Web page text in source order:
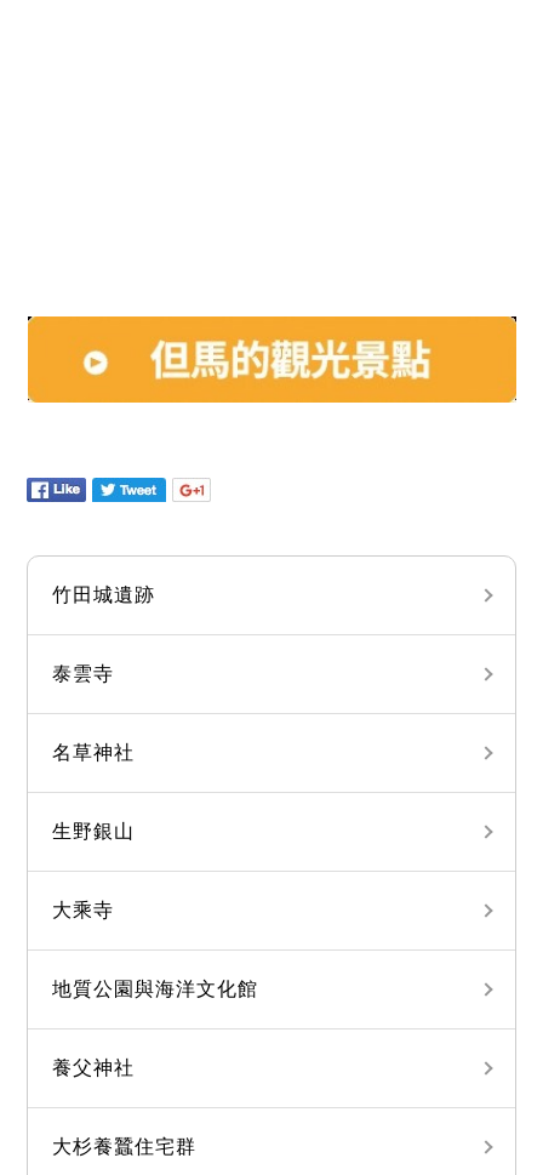
竹田城遺跡
泰雲寺
名草神社
生野銀山
大乘寺
地質公園與海洋文化館
養父神社
大杉養蠶住宅群